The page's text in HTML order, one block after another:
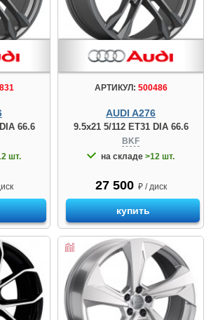
66.6
шт.
АРТИКУЛ: 500486
AUDI A276
9.5x21 5/112 ET31 DIA 66.6
BKF
на складе >12 шт.
27 500 ₽ / диск
купить